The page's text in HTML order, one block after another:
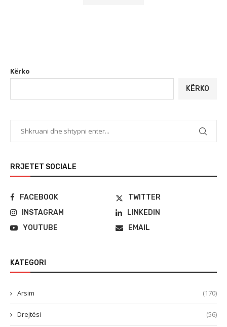
Kërko
KËRKO
RRJETET SOCIALE
FACEBOOK
TWITTER
INSTAGRAM
LINKEDIN
YOUTUBE
EMAIL
KATEGORI
Arsim (170)
Drejtësi (56)